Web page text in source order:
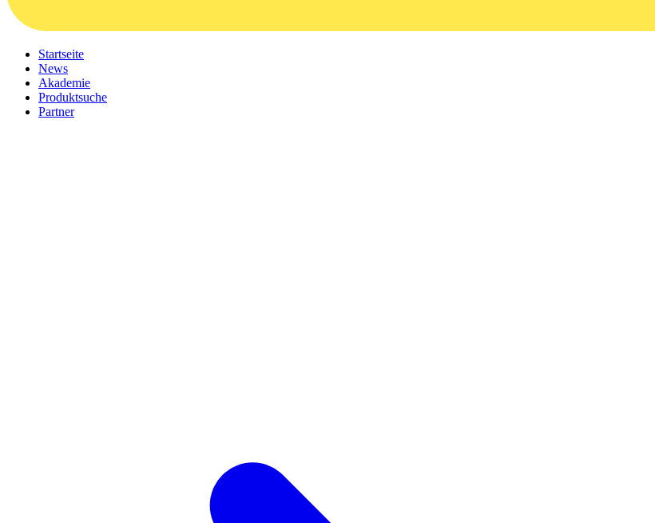
Startseite
News
Akademie
Produktsuche
Partner